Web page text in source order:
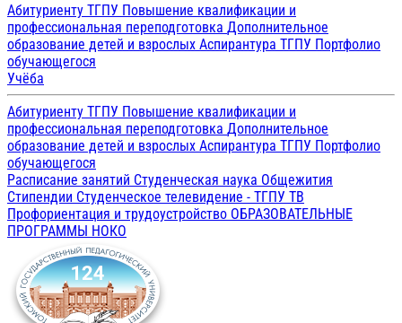
Абитуриенту ТГПУ Повышение квалификации и
профессиональная переподготовка Дополнительное
образование детей и взрослых Аспирантура ТГПУ Портфолио
обучающегося
Учёба
Абитуриенту ТГПУ Повышение квалификации и
профессиональная переподготовка Дополнительное
образование детей и взрослых Аспирантура ТГПУ Портфолио
обучающегося
Расписание занятий Студенческая наука Общежития
Стипендии Студенческое телевидение - ТГПУ ТВ
Профориентация и трудоустройство ОБРАЗОВАТЕЛЬНЫЕ
ПРОГРАММЫ НОКО